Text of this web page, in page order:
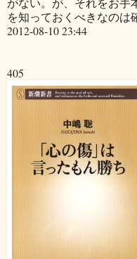
を知っておくべきなのは
2012-08-10 23:44
405